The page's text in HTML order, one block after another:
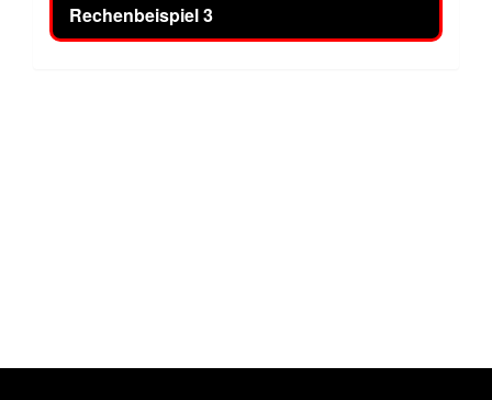
Rechenbeispiel 3